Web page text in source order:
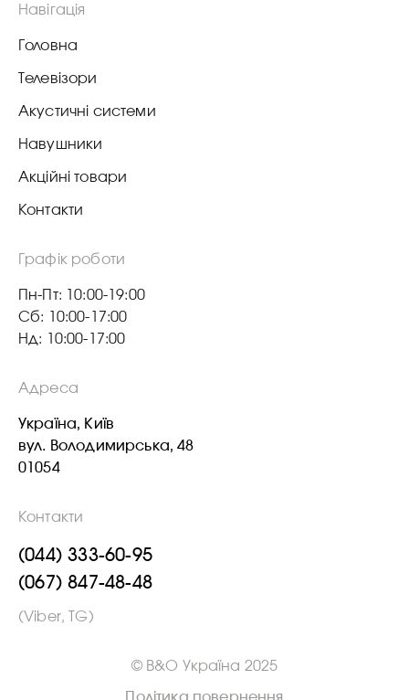
Навігація
Головна
Телевізори
Акустичні системи
Навушники
Акційні товари
Контакти
Графік роботи
Пн-Пт: 10:00-19:00
Сб: 10:00-17:00
Нд: 10:00-17:00
Адреса
Україна, Київ
вул. Володимирська, 48
01054
Контакти
(044) 333-60-95
(067) 847-48-48
(Viber, TG)
© B&O Україна 2025
Політика повернення